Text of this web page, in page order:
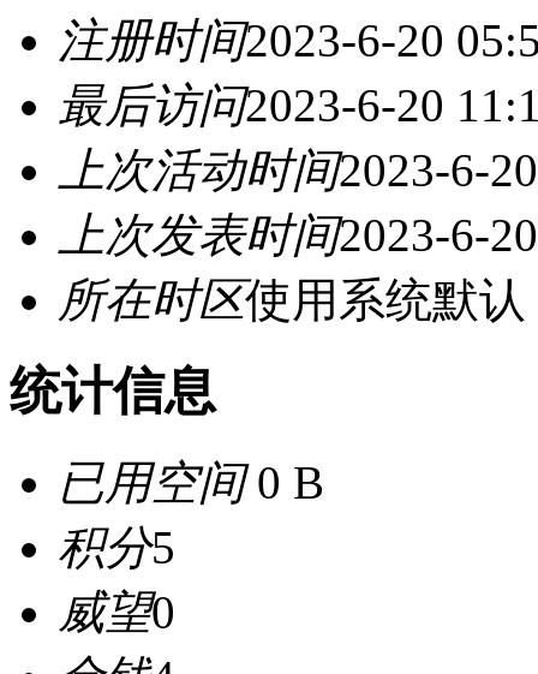
注册时间2023-6-20
最后访问2023-6-20
上次活动时间2023-6-
上次发表时间2023-6-
所在时区使用系统默认
统计信息
已用空间0 B
积分5
威望0